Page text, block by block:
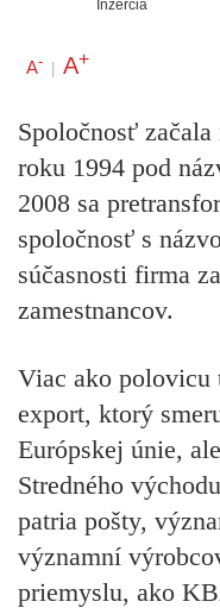
Inzercia
A- | A+
Spoločnosť
roku 1994 pod
2008 sa
spoločnosť s
súčasnosti firma
zamestnancov.
Viac ako polovicu
export, ktorý
Európskej únie,
Stredného
patria pošty,
významní
priemyslu, ako